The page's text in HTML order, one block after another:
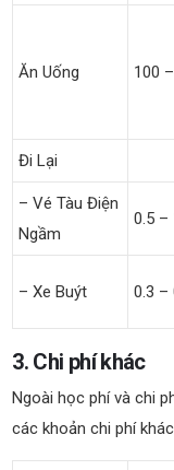
Ăn Uống 100
Đi Lại
– Vé Tàu Điện
Ngầm
0.5 –
– Xe Buýt 0.3 –
3. Chi phí khác
Ngoài học phí và chi
các khoản chi phí